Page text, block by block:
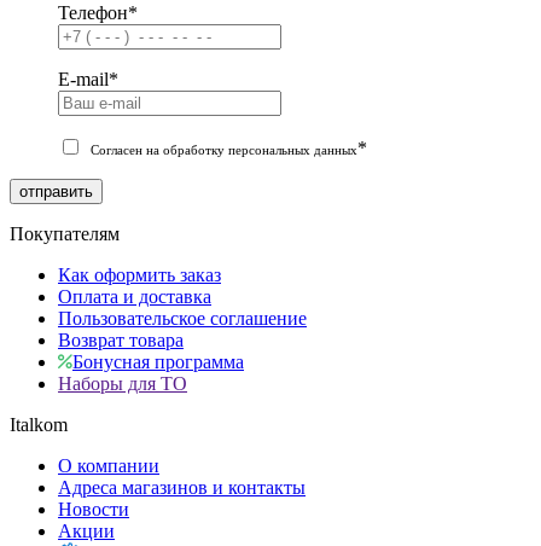
Телефон*
E-mail*
Согласен на обработку персональных данных*
отправить
Покупателям
Как оформить заказ
Оплата и доставка
Пользовательское соглашение
Возврат товара
Бонусная программа
Наборы для ТО
Italkom
О компании
Адреса магазинов и контакты
Новости
Акции